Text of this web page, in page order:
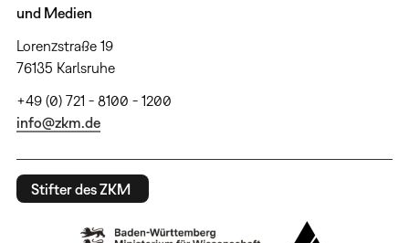
und Medien
Lorenzstraße 19
76135 Karlsruhe
+49 (0) 721 - 8100 - 1200
info@zkm.de
Stifter des ZKM